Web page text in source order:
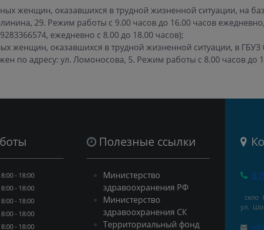
женщин, оказавшихся в трудной жизненной ситуации, на
29. Режим работы с 9.00 часов до 16.00 часов
ежедневно с 8.00 до 18.00 часов);
женщин, оказавшихся в трудной жизненной ситуации, в ГБУЗ
по адресу: ул. Ломоносова, 5. Режим работы с 8.00 часов до
8:00 - 18:00
8:00 - 18:00
8:00 - 18:00
8:00 - 18:00
8:00 - 18:00
Полезные ссылки
Министерство
здравоохранения РФ
Министерство
здравоохранения СК
Территориальный фонд
8
село
ул.